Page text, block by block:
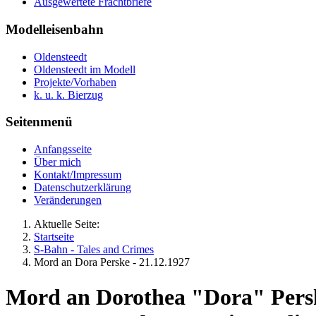
Modelleisenbahn
Oldensteedt
Oldensteedt im Modell
Projekte/Vorhaben
k. u. k. Bierzug
Seitenmenü
Anfangsseite
Über mich
Kontakt/Impressum
Datenschutzerklärung
Veränderungen
Aktuelle Seite:
Startseite
S-Bahn - Tales and Crimes
Mord an Dora Perske - 21.12.1927
Mord an Dorothea "Dora"